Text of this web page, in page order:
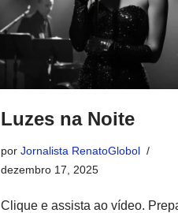
Luzes na Noite
por Jornalista RenatoGlobol
dezembro 17, 2025
Clique e assista ao vídeo.